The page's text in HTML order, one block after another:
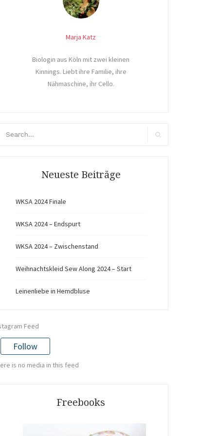
Marja Katz
Biologin aus Köln mit zwei kleinen
Kinnings. Liebt ihre Familie, ihre
Nähmaschine, ihr Cello.
Neueste Beiträge
WKSA 2024 Finale
WKSA 2024 – Endspurt
WKSA 2024 – Zwischenstand
Weihnachtskleid Sew Along 2024 – Start
Leinenliebe in Hemdbluse
Feed
Follow
is no media in this feed
Freebooks